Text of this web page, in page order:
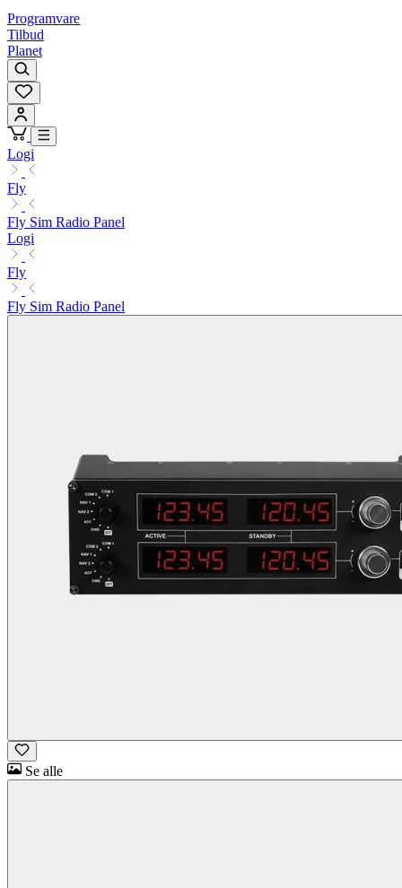
Programvare
Tilbud
Planet
Logi
Fly
Fly Sim Radio Panel
Logi
Fly
Fly Sim Radio Panel
Se alle